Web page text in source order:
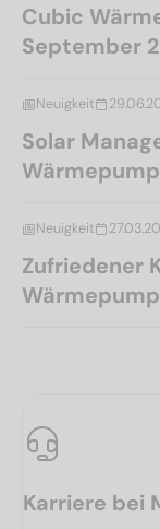
Cubic
September
Neuigkeit
Solar
Neuigkeit
Zufriedener
Karriere bei